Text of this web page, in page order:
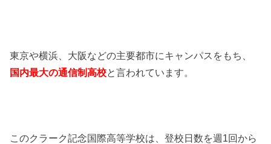
東京や横浜、大阪などの主要都市にキャンパスをもち、
国内最大の通信制高校と言われています。
このクラーク記念国際高等学校は、登校日数を週1回から